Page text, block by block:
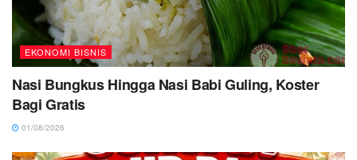
EKONOMI BISNIS
Nasi Bungkus Hingga Nasi Babi Guling, Koster
Bagi Gratis
01/08/2026